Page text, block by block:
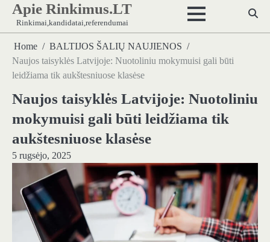
Skip
content
Apie Rinkimus.LT
Rinkimai,kandidatai,referendumai
Home
BALTIJOS ŠALIŲ NAUJIENOS
Naujos taisyklės Latvijoje: Nuotoliniu mokymuisi gali būti
leidžiama tik aukštesniuose klasėse
Naujos taisyklės Latvijoje: Nuotoliniu
mokymuisi gali būti leidžiama tik
aukštesniuose klasėse
5 rugsėjo, 2025